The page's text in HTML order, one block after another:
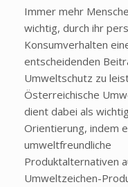
Immer mehr
wichtig, durch ihr
Konsumverhalten
entscheidenden
Umweltschutz zu
Österreichische
dient dabei als
Orientierung, indem
umweltfreundliche
Produktalternativen
Umweltzeichen-